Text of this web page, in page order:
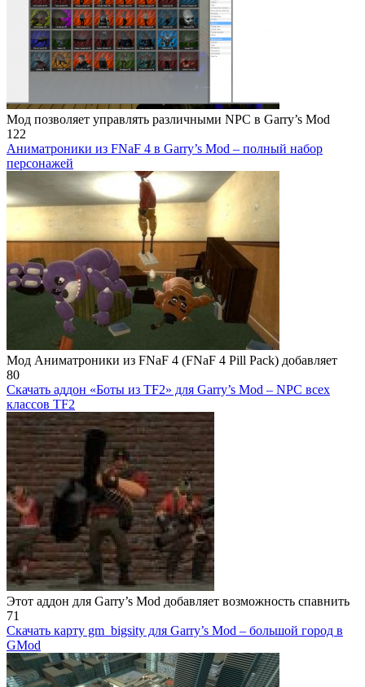
Мод позволяет управлять различными NPC в Garry’s Mod
122
Аниматроники из FNaF 4 в Garry’s Mod – полный набор
персонажей
Мод Аниматроники из FNaF 4 (FNaF 4 Pill Pack) добавляет
80
Скачать аддон «Боты из TF2» для Garry’s Mod – NPC всех
классов TF2
Этот аддон для Garry’s Mod добавляет возможность спавнить
71
Скачать карту gm_bigsity для Garry’s Mod – большой город в
GMod